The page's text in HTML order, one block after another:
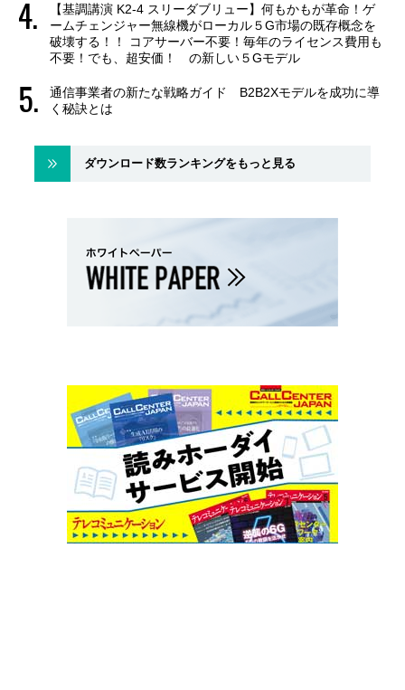
【基調講演 K2-4 スリーダブリュー】何もかもが革命！ゲ
ームチェンジャー無線機がローカル５G市場の既存概念を
破壊する！！ コアサーバー不要！毎年のライセンス費用も
不要！でも、超安価！ の新しい５Gモデル
通信事業者の新たな戦略ガイド B2B2Xモデルを成功に導
く秘訣とは
ダウンロード数ランキングをもっと見る